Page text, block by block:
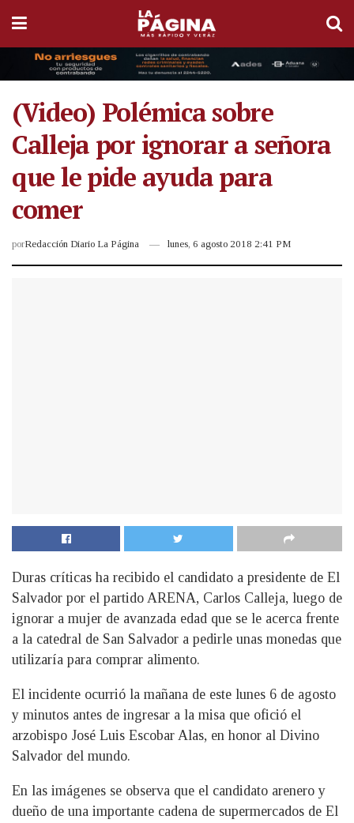
(Video) Polémica sobre
Calleja por ignorar a señora
que le pide ayuda para
comer
porRedacción Diario La Página lunes, 6 agosto 2018 2:41 PM
Duras críticas ha recibido el candidato a presidente de El
Salvador por el partido ARENA, Carlos Calleja, luego de
ignorar a mujer de avanzada edad que se le acerca frente
a la catedral de San Salvador a pedirle unas monedas que
utilizaría para comprar alimento.
El incidente ocurrió la mañana de este lunes 6 de agosto
y minutos antes de ingresar a la misa que ofició el
arzobispo José Luis Escobar Alas, en honor al Divino
Salvador del mundo.
En las imágenes se observa que el candidato arenero y
dueño de una importante cadena de supermercados de El